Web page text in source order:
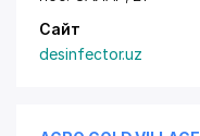
Сайт
desinfector.uz